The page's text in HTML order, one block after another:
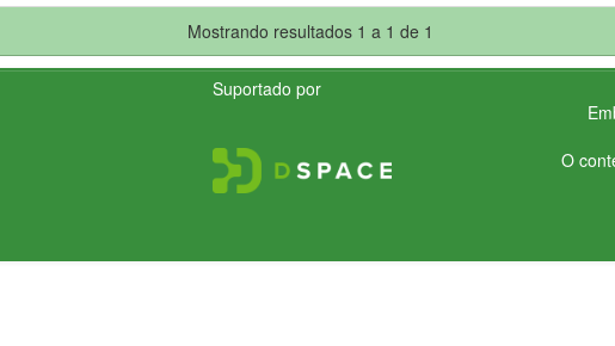
Mostrando resultados 1 a 1 de 1
Suportado por
O